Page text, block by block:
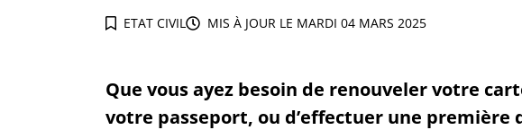
ETAT CIVIL MIS À JOUR LE MARDI 04 MARS 2025
Que vous ayez besoin de renouveler votre
votre passeport, ou d’effectuer une première